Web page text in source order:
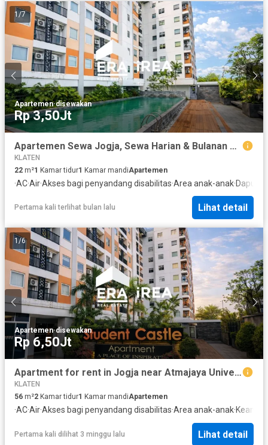
1 /7
Apartemen·disewakan
Rp 3,50Jt
Apartemen Sewa Jogja, Sewa Harian & Bulanan Student Castle Seturan Jogja – Lokasi Kampus Dekat Atmajaya, Amikom, UPN.
KLATEN
22 m²1 Kamar tidur1 Kamar mandiApartemen
·AC·Air·Akses bagi penyandang disabilitas·Area anak-anak·Dapur
Pertama kali terlihat bulan lalu Lihat detail
1 /6
Apartemen·disewakan
Rp 6,50Jt
Apartment for rent in Jogja near Atmajaya University
KLATEN
56 m²2 Kamar tidur1 Kamar mandiApartemen
·AC·Air·Akses bagi penyandang disabilitas·Area anak-anak·
Pertama kali dilihat 3 minggu lalu Lihat detail